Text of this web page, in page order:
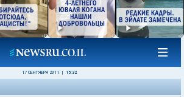
17 СЕНТЯБРЯ 2011 15:32